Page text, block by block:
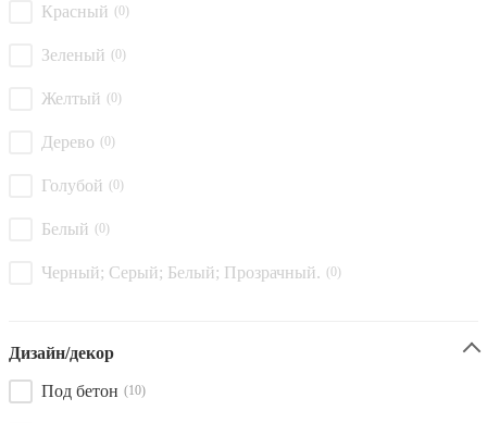
Красный (0)
Зеленый (0)
Желтый (0)
Дерево (0)
Голубой (0)
Белый (0)
Черный; Серый; Белый; Прозрачный. (0)
Дизайн/декор
Под бетон (10)